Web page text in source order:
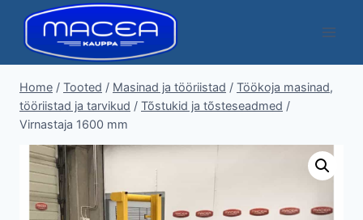
content
Home / Tooted / Masinad ja tööriistad / Töökoja masinad,
tööriistad ja tarvikud / Tõstukid ja tõsteseadmed /
Virnastaja 1600 mm